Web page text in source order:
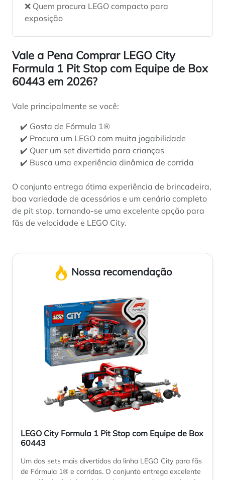
❌ Quem procura LEGO compacto para
exposição
Vale a Pena Comprar LEGO City
Formula 1 Pit Stop com Equipe de Box
60443 em 2026?
Vale principalmente se você:
✔️ Gosta de Fórmula 1®
✔️ Procura um LEGO com muita jogabilidade
✔️ Quer um set divertido para crianças
✔️ Busca uma experiência dinâmica de corrida
O conjunto entrega ótima experiência de brincadeira,
boa variedade de acessórios e um cenário completo
de pit stop, tornando-se uma excelente opção para
fãs de velocidade e LEGO City.
Nossa recomendação
LEGO City Formula 1 Pit Stop com Equipe de Box
60443
Um dos sets mais divertidos da linha LEGO City para fãs
de Fórmula 1® e corridas. O conjunto entrega excelente